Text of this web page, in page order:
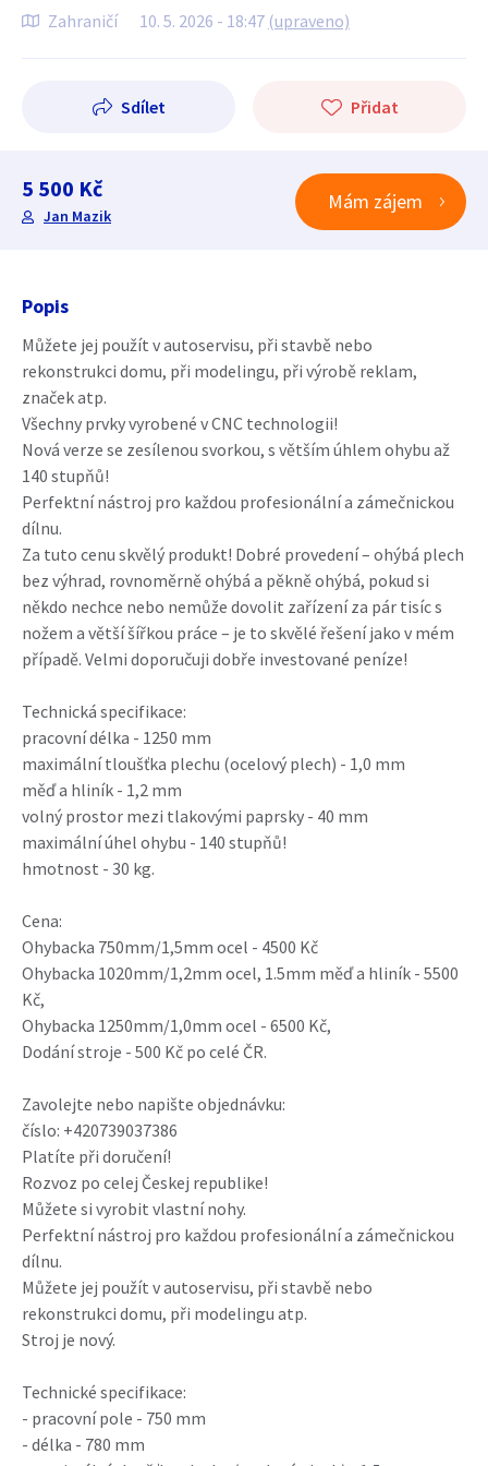
Zahraničí 10. 5. 2026 - 18:47 (upraveno)
Sdílet Přidat
5 500 Kč
Jan Mazik
Mám zájem
Popis
Můžete jej použít v autoservisu, při stavbě nebo
rekonstrukci domu, při modelingu, při výrobě reklam,
značek atp.
Všechny prvky vyrobené v CNC technologii!
Nová verze se zesílenou svorkou, s větším úhlem ohybu až
140 stupňů!
Perfektní nástroj pro každou profesionální a zámečnickou
dílnu.
Za tuto cenu skvělý produkt! Dobré provedení – ohýbá plech
bez výhrad, rovnoměrně ohýbá a pěkně ohýbá, pokud si
někdo nechce nebo nemůže dovolit zařízení za pár tisíc s
nožem a větší šířkou práce – je to skvělé řešení jako v mém
případě. Velmi doporučuji dobře investované peníze!
Technická specifikace:
pracovní délka - 1250 mm
maximální tloušťka plechu (ocelový plech) - 1,0 mm
měď a hliník - 1,2 mm
volný prostor mezi tlakovými paprsky - 40 mm
maximální úhel ohybu - 140 stupňů!
hmotnost - 30 kg.
Cena:
Ohybacka 750mm/1,5mm ocel - 4500 Kč
Ohybacka 1020mm/1,2mm ocel, 1.5mm měď a hliník - 5500
Kč,
Ohybacka 1250mm/1,0mm ocel - 6500 Kč,
Dodání stroje - 500 Kč po celé ČR.
Zavolejte nebo napište objednávku:
číslo: +420739037386
Platíte při doručení!
Rozvoz po celej Českej republike!
Můžete si vyrobit vlastní nohy.
Perfektní nástroj pro každou profesionální a zámečnickou
dílnu.
Můžete jej použít v autoservisu, při stavbě nebo
rekonstrukci domu, při modelingu atp.
Stroj je nový.
Technické specifikace:
- pracovní pole - 750 mm
- délka - 780 mm